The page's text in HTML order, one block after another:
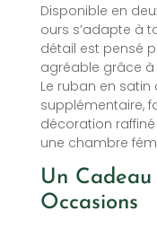
Disponible en
ours s’adapte à
détail est pensé
agréable grâce
Le ruban en
supplémentaire,
décoration
une chambre
Un Cadeau
Occasions